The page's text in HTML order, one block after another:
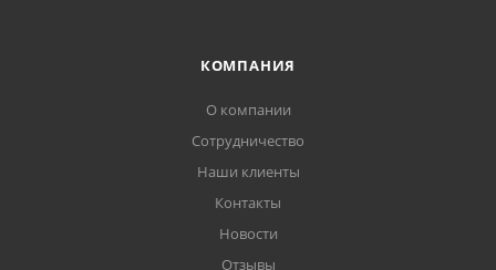
КОМПАНИЯ
О компании
Сотрудничество
Наши клиенты
Контакты
Новости
Отзывы